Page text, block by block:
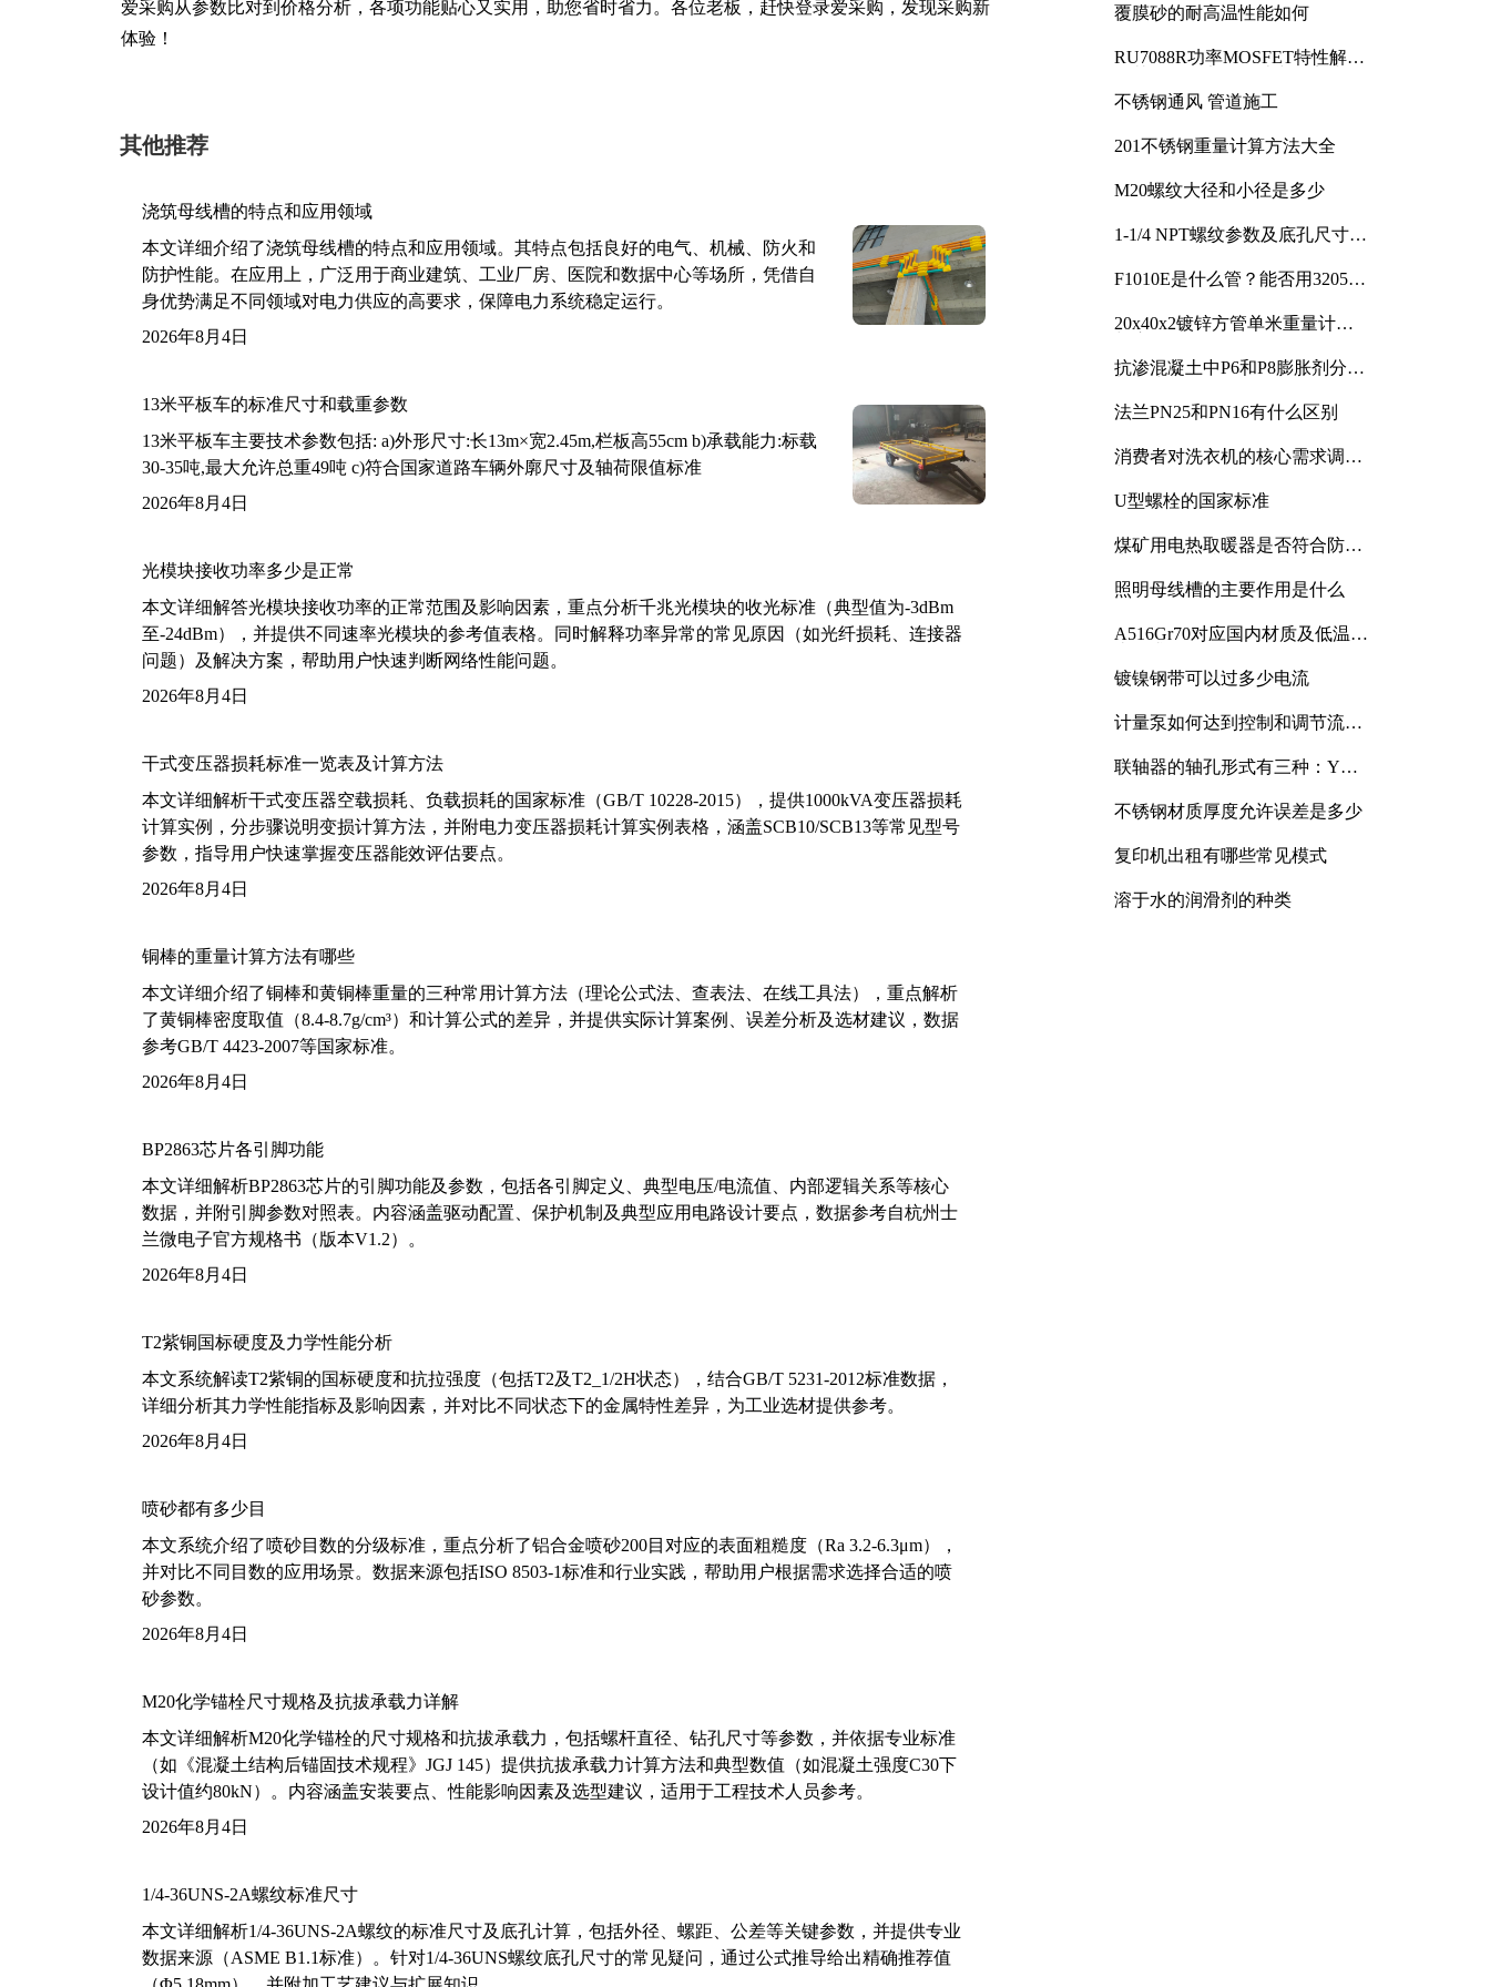
爱采购从参数比对到价格分析，各项功能贴心又实用，助您省时省力。各位老板，赶快登录爱采购，发现采购新
体验！
其他推荐
浇筑母线槽的特点和应用领域
本文详细介绍了浇筑母线槽的特点和应用领域。其特点包括良好的电气、机械、防火和
防护性能。在应用上，广泛用于商业建筑、工业厂房、医院和数据中心等场所，凭借自
身优势满足不同领域对电力供应的高要求，保障电力系统稳定运行。
2026年8月4日
13米平板车的标准尺寸和载重参数
13米平板车主要技术参数包括: a)外形尺寸:长13m×宽2.45m,栏板高55cm b)承载能力:标载
30-35吨,最大允许总重49吨 c)符合国家道路车辆外廓尺寸及轴荷限值标准
2026年8月4日
光模块接收功率多少是正常
本文详细解答光模块接收功率的正常范围及影响因素，重点分析千兆光模块的收光标准（典型值为-3dBm
至-24dBm），并提供不同速率光模块的参考值表格。同时解释功率异常的常见原因（如光纤损耗、连接器
问题）及解决方案，帮助用户快速判断网络性能问题。
2026年8月4日
干式变压器损耗标准一览表及计算方法
本文详细解析干式变压器空载损耗、负载损耗的国家标准（GB/T 10228-2015），提供1000kVA变压器损耗
计算实例，分步骤说明变损计算方法，并附电力变压器损耗计算实例表格，涵盖SCB10/SCB13等常见型号
参数，指导用户快速掌握变压器能效评估要点。
2026年8月4日
铜棒的重量计算方法有哪些
本文详细介绍了铜棒和黄铜棒重量的三种常用计算方法（理论公式法、查表法、在线工具法），重点解析
了黄铜棒密度取值（8.4-8.7g/cm³）和计算公式的差异，并提供实际计算案例、误差分析及选材建议，数据
参考GB/T 4423-2007等国家标准。
2026年8月4日
BP2863芯片各引脚功能
本文详细解析BP2863芯片的引脚功能及参数，包括各引脚定义、典型电压/电流值、内部逻辑关系等核心
数据，并附引脚参数对照表。内容涵盖驱动配置、保护机制及典型应用电路设计要点，数据参考自杭州士
兰微电子官方规格书（版本V1.2）。
2026年8月4日
T2紫铜国标硬度及力学性能分析
本文系统解读T2紫铜的国标硬度和抗拉强度（包括T2及T2_1/2H状态），结合GB/T 5231-2012标准数据，
详细分析其力学性能指标及影响因素，并对比不同状态下的金属特性差异，为工业选材提供参考。
2026年8月4日
喷砂都有多少目
本文系统介绍了喷砂目数的分级标准，重点分析了铝合金喷砂200目对应的表面粗糙度（Ra 3.2-6.3μm），
并对比不同目数的应用场景。数据来源包括ISO 8503-1标准和行业实践，帮助用户根据需求选择合适的喷
砂参数。
2026年8月4日
M20化学锚栓尺寸规格及抗拔承载力详解
本文详细解析M20化学锚栓的尺寸规格和抗拔承载力，包括螺杆直径、钻孔尺寸等参数，并依据专业标准
（如《混凝土结构后锚固技术规程》JGJ 145）提供抗拔承载力计算方法和典型数值（如混凝土强度C30下
设计值约80kN）。内容涵盖安装要点、性能影响因素及选型建议，适用于工程技术人员参考。
2026年8月4日
1/4-36UNS-2A螺纹标准尺寸
本文详细解析1/4-36UNS-2A螺纹的标准尺寸及底孔计算，包括外径、螺距、公差等关键参数，并提供专业
数据来源（ASME B1.1标准）。针对1/4-36UNS螺纹底孔尺寸的常见疑问，通过公式推导给出精确推荐值
覆膜砂的耐高温性能如何
RU7088R功率MOSFET特性解析
不锈钢通风 管道施工
201不锈钢重量计算方法大全
M20螺纹大径和小径是多少
1-1/4 NPT螺纹参数及底孔尺寸详
F1010E是什么管？能否用3205或
20x40x2镀锌方管单米重量计算
抗渗混凝土中P6和P8膨胀剂分别
法兰PN25和PN16有什么区别
消费者对洗衣机的核心需求调研
U型螺栓的国家标准
煤矿用电热取暖器是否符合防爆
照明母线槽的主要作用是什么
A516Gr70对应国内材质及低温冲
镀镍钢带可以过多少电流
计量泵如何达到控制和调节流量
联轴器的轴孔形式有三种：Y
不锈钢材质厚度允许误差是多少
复印机出租有哪些常见模式
溶于水的润滑剂的种类